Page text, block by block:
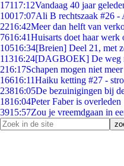
17117:12Vandaag 40 jaar
10017:07Ali B rechtszaak #26 -
2216:42Meer dan helft van
7616:41Huisarts doet haar
10516:34[Breien] Deel 21, met
11316:24[DAGBOEK] De weg
216:17Schapen mogen niet
16616:11Haiku ketting #27 -
23816:05De bezuinigingen bij
1816:04Peter Faber is overleden
3915:57Zou je vreemdgaan in